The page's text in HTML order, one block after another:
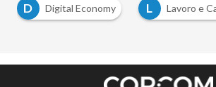
D
Digital Economy L Lavoro e